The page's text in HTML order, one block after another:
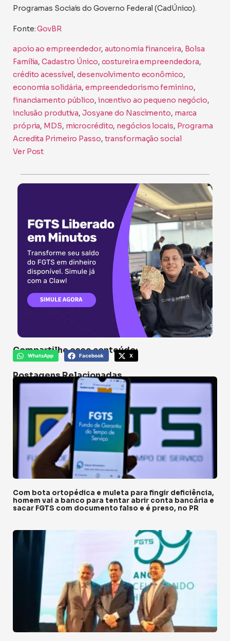
Programas Sociais do Governo Federal (CadÚnico).
Fonte:GovBR
apoio ao empreendedor, autonomia financeira, Bolsa
Família, Cadastro Único, costureira empreendedora
crédito acessível, desenvolvimento econômico
economia solidária, empreendedorismo feminino
financiamento público, incentivo ao pequeno negócio
inclusão produtiva, Josyane do Nascimento, marca
própria, MDS, microcrédito, negócios locais, Programa
Acredita Primeiro Passo, transformação social
Ver Post
Compartilhe esse conteúdo:
WhatsApp Facebook X
Postagens Relacionadas
Com bota ortopédica e muleta para fingir deficiência,
homem vai a banco para tentar abrir conta bancária e
sacar FGTS com documento falso e é preso, no PR